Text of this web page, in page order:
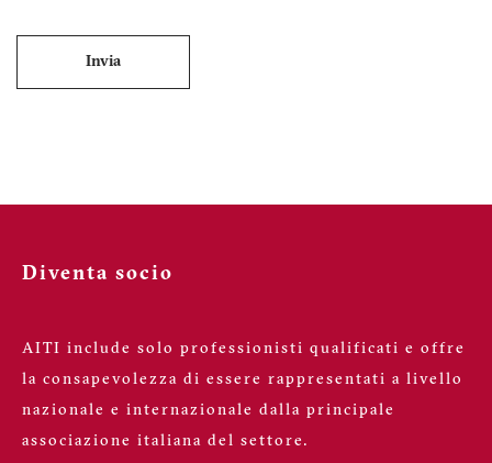
Invia
Diventa socio
AITI include solo professionisti qualificati e offre
la consapevolezza di essere rappresentati a livello
nazionale e internazionale dalla principale
associazione italiana del settore.